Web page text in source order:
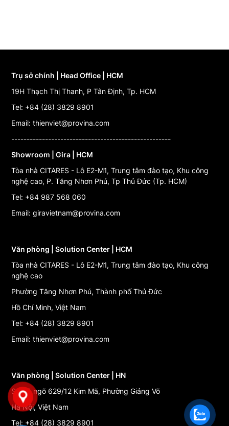
Trụ sở chính | Head Office | HCM
19H Thạch Thị Thanh, P Tân Định, Tp. HCM
Tel: +84 (28) 3829 8901
Email: thienviet@provina.com
----------------------------------------------------
Showroom | Gira | HCM
Tòa nhà CITARES - Lô E2-M1, Trung tâm đào tạo, Khu công
nghệ cao, P. Tăng Nhơn Phú, Tp Thủ Đức (Tp. HCM)
Tel: +84 987 568 060
Email: giravietnam@provina.com
Văn phòng | Solution Center | HCM
Tòa nhà CITARES - Lô E2-M1, Trung tâm đào tạo, Khu công
nghệ cao
Phường Tăng Nhơn Phú, Thành phố Thủ Đức
Hồ Chí Minh, Việt Nam
Tel: +84 (28) 3829 8901
Email: thienviet@provina.com
Văn phòng | Solution Center | HN
Số 27, ngõ 629/12 Kim Mã, Phường Giảng Võ
Hà Nội, Việt Nam
Tel: +84 (28) 3829 8901